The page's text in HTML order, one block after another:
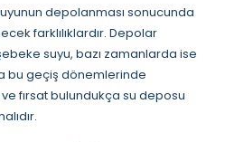
depolanması sonucunda
farklılıklardır. Depolar
suyu, bazı zamanlarda ise
bu geçiş dönemlerinde
fırsat bulundukça su deposu